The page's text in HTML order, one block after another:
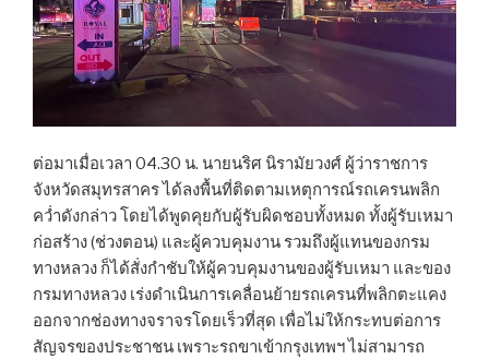
ต่อมาเมื่อเวลา 04.30 น. นายนริศ นิรามัยวงศ์ ผู้ว่าราชการ
จังหวัดสมุทรสาคร ได้ลงพื้นที่ติดตามเหตุการณ์รถเครนพลิก
คว่ำดังกล่าว โดยได้พูดคุยกับผู้รับผิดชอบทั้งหมด ทั้งผู้รับเหมา
ก่อสร้าง (ช่วงตอน) และผู้ควบคุมงาน รวมถึงผู้แทนของกรม
ทางหลวง ก็ได้สั่งกำชับให้ผู้ควบคุมงานของผู้รับเหมา และของ
กรมทางหลวง เร่งดำเนินการเคลื่อนย้ายรถเครนที่พลิกตะแคง
ออกจากช่องทางจราจรโดยเร็วที่สุด เพื่อไม่ให้กระทบต่อการ
สัญจรของประชาชน เพราะรถขาเข้ากรุงเทพฯ ไม่สามารถ